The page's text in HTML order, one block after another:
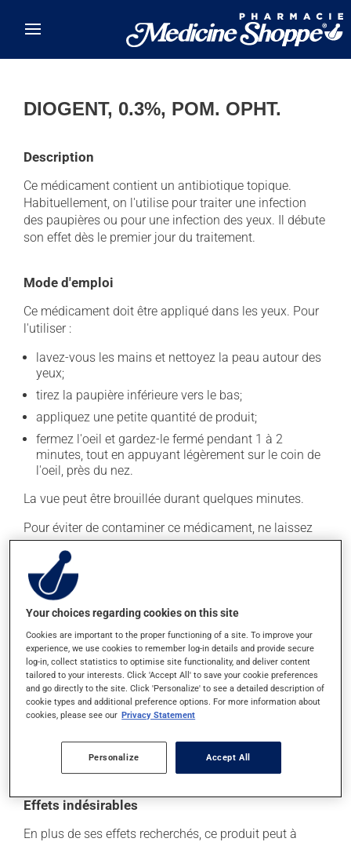
DIOGENT, 0.3%, POM. OPHT.
Description
Ce médicament contient un antibiotique topique.
Habituellement, on l'utilise pour traiter une infection
des paupières ou pour une infection des yeux. Il débute
son effet dès le premier jour du traitement.
Mode d'emploi
Ce médicament doit être appliqué dans les yeux. Pour
l'utiliser :
lavez-vous les mains et nettoyez la peau autour des
yeux;
tirez la paupière inférieure vers le bas;
appliquez une petite quantité de produit;
fermez l'oeil et gardez-le fermé pendant 1 à 2
minutes, tout en appuyant légèrement sur le coin de
l'oeil, près du nez.
La vue peut être brouillée durant quelques minutes.
Pour éviter de contaminer ce médicament, ne laissez
pas l'extrémité de l'applicateur toucher à vos doigts ou
à vos paupières. Prenez soin de bien refermer le
contenant après chaque utilisation.
Ne cessez pas de l'appliquer dès qu'une amélioration
indiquée.
En règle générale, on utilise ce produit une fois par jour.
Il est possible que votre pharmacien vous ait indiqué
un horaire différent qui est plus approprié pour vous.
plusieurs jours. Pour en retirer tous les bénéfices
possibles, assurez-vous de le compléter.
Effets indésirables
En plus de ses effets recherchés, ce produit peut à
Your choices regarding cookies on this site
Cookies are important to the proper functioning of a site. To improve your
experience, we use cookies to remember log-in details and provide secure
log-in, collect statistics to optimise site functionality, and deliver content
tailored to your interests. Click 'Accept All' to save your cookie preferences
and go directly to the site. Click 'Personalize' to see a detailed description of
cookie types and additional preference options. For more information about
cookies, please see our Privacy Statement
Personalize Accept All